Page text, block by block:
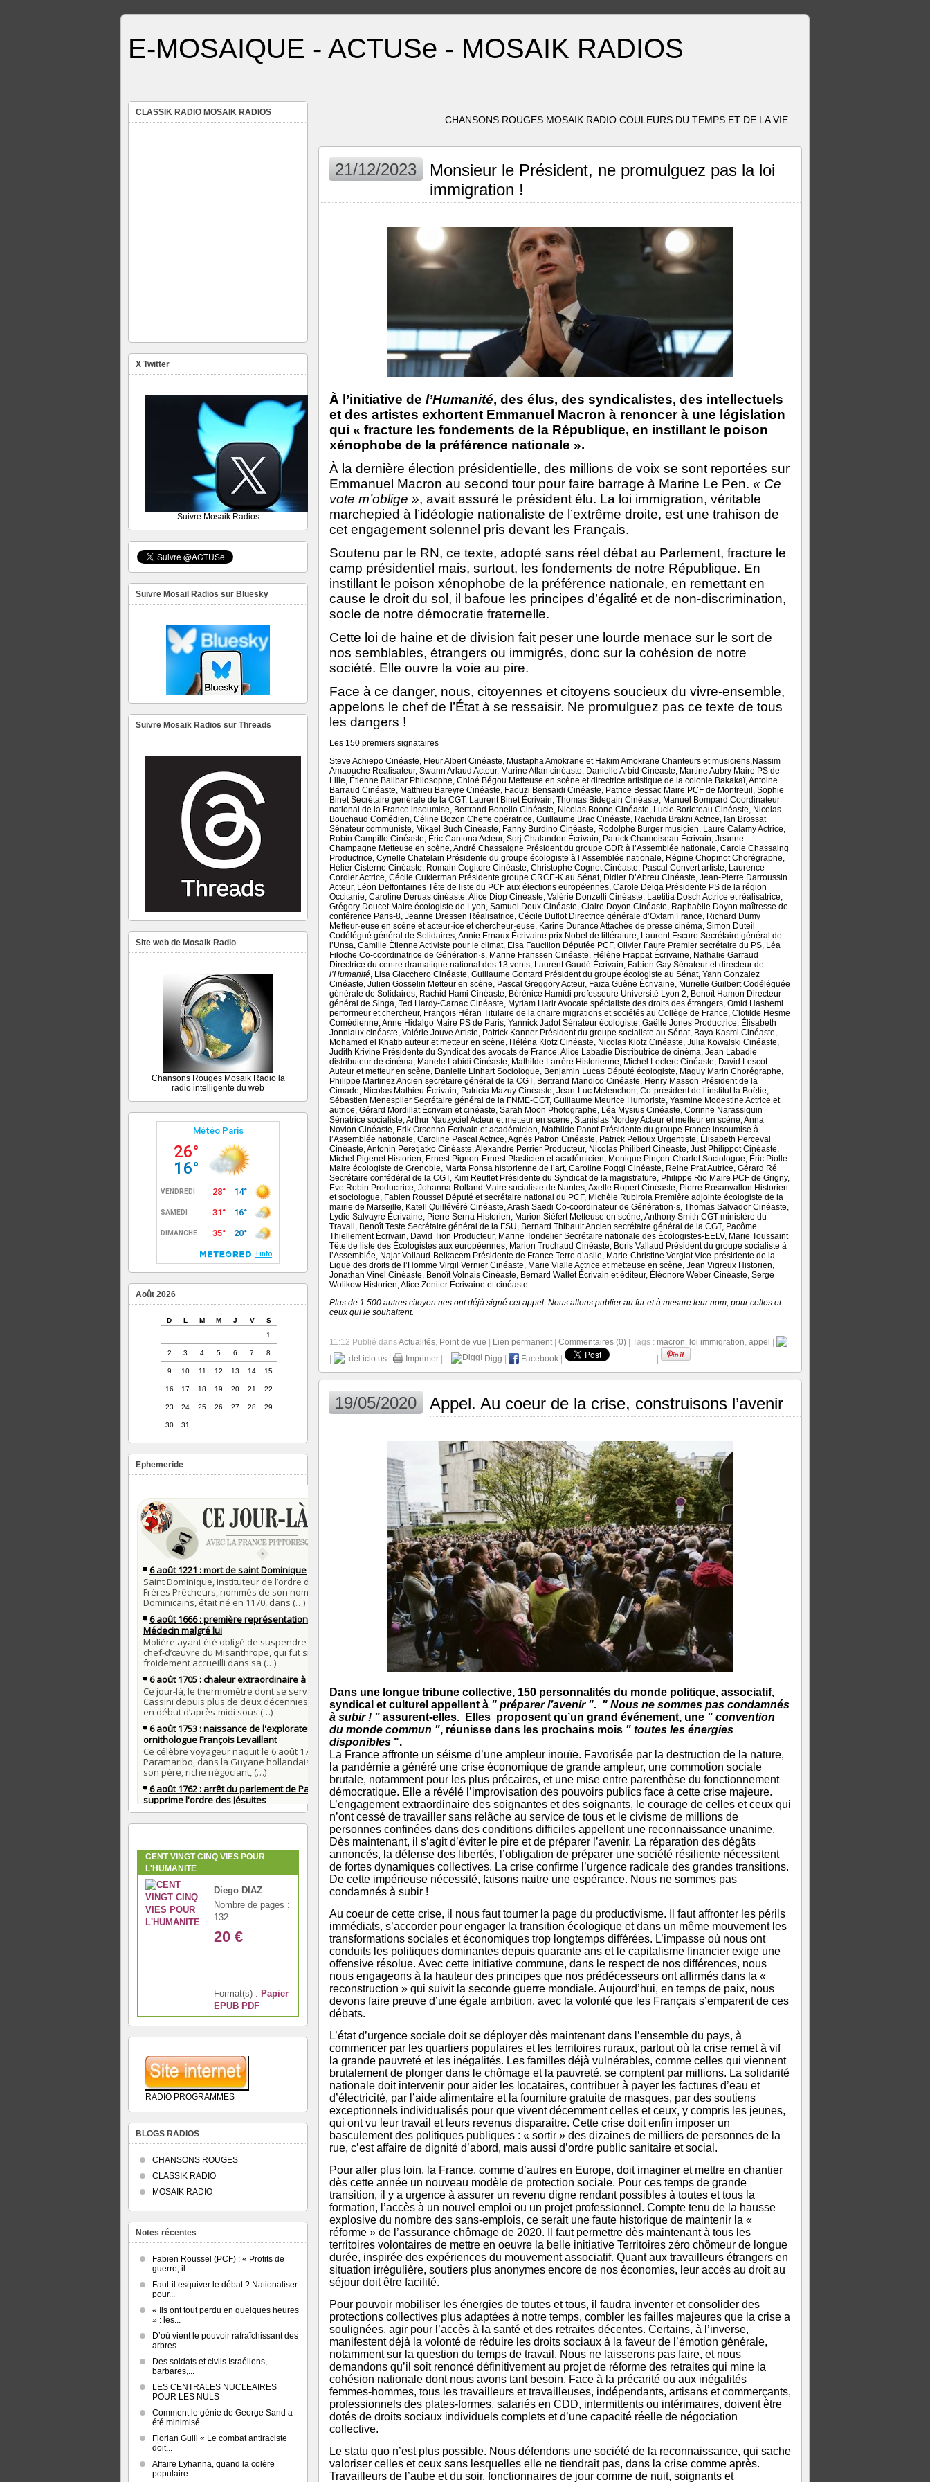
E-MOSAIQUE - ACTUSe - MOSAIK RADIOS
CHANSONS ROUGES MOSAIK RADIO COULEURS DU TEMPS ET DE LA VIE
CLASSIK RADIO MOSAIK RADIOS
X Twitter
Suivre Mosaik Radios
Suivre Mosail Radios sur Bluesky
Suivre Mosaik Radios sur Threads
Site web de Mosaik Radio
Chansons Rouges Mosaik Radio la
radio intelligente du web
Août 2026
D L M M J V
S
1
2 3 4 5 6 7 8
9 10 11 12 13 14 15
16 17 18 19 20 21 22
23 24 25 26 27 28 29
30 31
Ephemeride
CENT VINGT CINQ VIES POUR
L'HUMANITE
Diego DIAZ
Nombre de pages :
132
20 €
Format(s) : Papier
EPUB PDF
RADIO PROGRAMMES
BLOGS RADIOS
CHANSONS ROUGES
CLASSIK RADIO
MOSAIK RADIO
Notes récentes
Fabien Roussel (PCF) : « Profits de
guerre, il...
Faut-il esquiver le débat ? Nationaliser
pour...
« Ils ont tout perdu en quelques heures
» : les...
D’où vient le pouvoir rafraîchissant des
arbres...
Des soldats et civils Israéliens,
barbares,...
LES CENTRALES NUCLEAIRES
POUR LES NULS
Comment le génie de George Sand a
été minimisé...
Florian Gulli « Le combat antiraciste
doit...
Affaire Lyhanna, quand la colère
populaire...
21/12/2023
Monsieur le Président, ne promulguez pas la loi
immigration !
À l’initiative de l’Humanité, des élus, des syndicalistes, des intellectuels
et des artistes exhortent Emmanuel Macron à renoncer à une législation
qui « fracture les fondements de la République, en instillant le poison
xénophobe de la préférence nationale ».
À la dernière élection présidentielle, des millions de voix se sont reportées sur
Emmanuel Macron au second tour pour faire barrage à Marine Le Pen. « Ce
vote m’oblige », avait assuré le président élu. La loi immigration, véritable
marchepied à l’idéologie nationaliste de l’extrême droite, est une trahison de
cet engagement solennel pris devant les Français.
Soutenu par le RN, ce texte, adopté sans réel débat au Parlement, fracture le
camp présidentiel mais, surtout, les fondements de notre République. En
instillant le poison xénophobe de la préférence nationale, en remettant en
cause le droit du sol, il bafoue les principes d’égalité et de non-discrimination,
socle de notre démocratie fraternelle.
Cette loi de haine et de division fait peser une lourde menace sur le sort de
nos semblables, étrangers ou immigrés, donc sur la cohésion de notre
société. Elle ouvre la voie au pire.
Face à ce danger, nous, citoyennes et citoyens soucieux du vivre-ensemble,
appelons le chef de l’État à se ressaisir. Ne promulguez pas ce texte de tous
les dangers !
Les 150 premiers signataires
Steve Achiepo Cinéaste, Fleur Albert Cinéaste, Mustapha Amokrane et Hakim Amokrane Chanteurs et musiciens,Nassim
Amaouche Réalisateur, Swann Arlaud Acteur, Marine Atlan cinéaste, Danielle Arbid Cinéaste, Martine Aubry Maire PS de
Lille, Étienne Balibar Philosophe, Chloé Bégou Metteuse en scène et directrice artistique de la colonie Bakakaï, Antoine
Barraud Cinéaste, Matthieu Bareyre Cinéaste, Faouzi Bensaïdi Cinéaste, Patrice Bessac Maire PCF de Montreuil, Sophie
Binet Secrétaire générale de la CGT, Laurent Binet Écrivain, Thomas Bidegain Cinéaste, Manuel Bompard Coordinateur
national de la France insoumise, Bertrand Bonello Cinéaste, Nicolas Boone Cinéaste, Lucie Borleteau Cinéaste, Nicolas
Bouchaud Comédien, Céline Bozon Cheffe opératrice, Guillaume Brac Cinéaste, Rachida Brakni Actrice, Ian Brossat
Sénateur communiste, Mikael Buch Cinéaste, Fanny Burdino Cinéaste, Rodolphe Burger musicien, Laure Calamy Actrice,
Robin Campillo Cinéaste, Éric Cantona Acteur, Sorj Chalandon Écrivain, Patrick Chamoiseau Écrivain, Jeanne
Champagne Metteuse en scène, André Chassaigne Président du groupe GDR à l’Assemblée nationale, Carole Chassaing
Productrice, Cyrielle Chatelain Présidente du groupe écologiste à l’Assemblée nationale, Régine Chopinot Chorégraphe,
Hélier Cisterne Cinéaste, Romain Cogitore Cinéaste, Christophe Cognet Cinéaste, Pascal Convert artiste, Laurence
Cordier Actrice, Cécile Cukierman Présidente groupe CRCE-K au Sénat, Didier D’Abreu Cinéaste, Jean-Pierre Darroussin
Acteur, Léon Deffontaines Tête de liste du PCF aux élections européennes, Carole Delga Présidente PS de la région
Occitanie, Caroline Deruas cinéaste, Alice Diop Cinéaste, Valérie Donzelli Cinéaste, Laetitia Dosch Actrice et réalisatrice,
Grégory Doucet Maire écologiste de Lyon, Samuel Doux Cinéaste, Claire Doyon Cinéaste, Raphaëlle Doyon maîtresse de
conférence Paris-8, Jeanne Dressen Réalisatrice, Cécile Duflot Directrice générale d’Oxfam France, Richard Dumy
Metteur·euse en scène et acteur·ice et chercheur·euse, Karine Durance Attachée de presse cinéma, Simon Duteil
Codélégué général de Solidaires, Annie Ernaux Écrivaine prix Nobel de littérature, Laurent Escure Secrétaire général de
l’Unsa, Camille Étienne Activiste pour le climat, Elsa Faucillon Députée PCF, Olivier Faure Premier secrétaire du PS, Léa
Filoche Co-coordinatrice de Génération·s, Marine Franssen Cinéaste, Hélène Frappat Écrivaine, Nathalie Garraud
Directrice du centre dramatique national des 13 vents, Laurent Gaudé Écrivain, Fabien Gay Sénateur et directeur de
l’Humanité , Lisa Giacchero Cinéaste, Guillaume Gontard Président du groupe écologiste au Sénat, Yann Gonzalez
Cinéaste, Julien Gosselin Metteur en scène, Pascal Greggory Acteur, Faïza Guène Écrivaine, Murielle Guilbert Codéléguée
générale de Solidaires, Rachid Hami Cinéaste, Bérénice Hamidi professeure Université Lyon 2, Benoît Hamon Directeur
général de Singa, Ted Hardy-Carnac Cinéaste, Myriam Harir Avocate spécialiste des droits des étrangers, Omid Hashemi
performeur et chercheur, François Héran Titulaire de la chaire migrations et sociétés au Collège de France, Clotilde Hesme
Comédienne, Anne Hidalgo Maire PS de Paris, Yannick Jadot Sénateur écologiste, Gaëlle Jones Productrice, Élisabeth
Jonniaux cinéaste, Valérie Jouve Artiste, Patrick Kanner Président du groupe socialiste au Sénat, Baya Kasmi Cinéaste,
Mohamed el Khatib auteur et metteur en scène, Héléna Klotz Cinéaste, Nicolas Klotz Cinéaste, Julia Kowalski Cinéaste,
Judith Krivine Présidente du Syndicat des avocats de France, Alice Labadie Distributrice de cinéma, Jean Labadie
distributeur de cinéma, Manele Labidi Cinéaste, Mathilde Larrère Historienne, Michel Leclerc Cinéaste, David Lescot
Auteur et metteur en scène, Danielle Linhart Sociologue, Benjamin Lucas Député écologiste, Maguy Marin Chorégraphe,
Philippe Martinez Ancien secrétaire général de la CGT, Bertrand Mandico Cinéaste, Henry Masson Président de la
Cimade, Nicolas Mathieu Écrivain, Patricia Mazuy Cinéaste, Jean-Luc Mélenchon, Co-président de l’institut la Boëtie,
Sébastien Menesplier Secrétaire général de la FNME-CGT, Guillaume Meurice Humoriste, Yasmine Modestine Actrice et
autrice, Gérard Mordillat Écrivain et cinéaste, Sarah Moon Photographe, Léa Mysius Cinéaste, Corinne Narassiguin
Sénatrice socialiste, Arthur Nauzyciel Acteur et metteur en scène, Stanislas Nordey Acteur et metteur en scène, Anna
Novion Cinéaste, Erik Orsenna Écrivain et académicien, Mathilde Panot Présidente du groupe France insoumise à
l’Assemblée nationale, Caroline Pascal Actrice, Agnès Patron Cinéaste, Patrick Pelloux Urgentiste, Élisabeth Perceval
Cinéaste, Antonin Peretjatko Cinéaste, Alexandre Perrier Producteur, Nicolas Philibert Cinéaste, Just Philippot Cinéaste,
Michel Pigenet Historien, Ernest Pignon-Ernest Plasticien et académicien, Monique Pinçon-Charlot Sociologue, Éric Piolle
Maire écologiste de Grenoble, Marta Ponsa historienne de l’art, Caroline Poggi Cinéaste, Reine Prat Autrice, Gérard Ré
Secrétaire confédéral de la CGT, Kim Reuflet Présidente du Syndicat de la magistrature, Philippe Rio Maire PCF de Grigny,
Eve Robin Productrice, Johanna Rolland Maire socialiste de Nantes, Axelle Ropert Cinéaste, Pierre Rosanvallon Historien
et sociologue, Fabien Roussel Député et secrétaire national du PCF, Michèle Rubirola Première adjointe écologiste de la
mairie de Marseille, Katell Quillévéré Cinéaste, Arash Saedi Co-coordinateur de Génération·s, Thomas Salvador Cinéaste,
Lydie Salvayre Écrivaine, Pierre Serna Historien, Marion Siéfert Metteuse en scène, Anthony Smith CGT ministère du
Travail, Benoît Teste Secrétaire général de la FSU, Bernard Thibault Ancien secrétaire général de la CGT, Pacôme
Thiellement Écrivain, David Tion Producteur, Marine Tondelier Secrétaire nationale des Écologistes-EELV, Marie Toussaint
Tête de liste des Écologistes aux européennes, Marion Truchaud Cinéaste, Boris Vallaud Président du groupe socialiste à
l’Assemblée, Najat Vallaud-Belkacem Présidente de France Terre d’asile, Marie-Christine Vergiat Vice-présidente de la
Ligue des droits de l’Homme Virgil Vernier Cinéaste, Marie Vialle Actrice et metteuse en scène, Jean Vigreux Historien,
Jonathan Vinel Cinéaste, Benoît Volnais Cinéaste, Bernard Wallet Écrivain et éditeur, Éléonore Weber Cinéaste, Serge
Wolikow Historien, Alice Zeniter Écrivaine et cinéaste.
Plus de 1 500 autres citoyen.nes ont déjà signé cet appel. Nous allons publier au fur et à mesure leur nom, pour celles et
ceux qui le souhaitent.
11:12 Publié dansActualités Point de vue | Lien permanent | Commentaires (0) | Tags : macron loi immigration appel |
|
del.icio.us | Imprimer | | Digg | Facebook | |
19/05/2020 Appel. Au coeur de la crise, construisons l’avenir
Dans une longue tribune collective, 150 personnalités du monde politique, associatif,
syndical et culturel appellent à " préparer l’avenir ". " Nous ne sommes pas condamnés
à subir ! " assurent-elles. Elles proposent qu’un grand événement, une " convention
du monde commun ", réunisse dans les prochains mois " toutes les énergies
disponibles ".
La France affronte un séisme d’une ampleur inouïe. Favorisée par la destruction de la nature,
la pandémie a généré une crise économique de grande ampleur, une commotion sociale
brutale, notamment pour les plus précaires, et une mise entre parenthèse du fonctionnement
démocratique. Elle a révélé l’improvisation des pouvoirs publics face à cette crise majeure.
L’engagement extraordinaire des soignantes et des soignants, le courage de celles et ceux qui
n’ont cessé de travailler sans relâche au service de tous et le civisme de millions de
personnes confinées dans des conditions difficiles appellent une reconnaissance unanime.
Dès maintenant, il s’agit d’éviter le pire et de préparer l’avenir. La réparation des dégâts
annoncés, la défense des libertés, l’obligation de préparer une société résiliente nécessitent
de fortes dynamiques collectives. La crise confirme l’urgence radicale des grandes transitions.
De cette impérieuse nécessité, faisons naitre une espérance. Nous ne sommes pas
condamnés à subir !
Au coeur de cette crise, il nous faut tourner la page du productivisme. Il faut affronter les périls
immédiats, s’accorder pour engager la transition écologique et dans un même mouvement les
transformations sociales et économiques trop longtemps différées. L’impasse où nous ont
conduits les politiques dominantes depuis quarante ans et le capitalisme financier exige une
offensive résolue. Avec cette initiative commune, dans le respect de nos différences, nous
nous engageons à la hauteur des principes que nos prédécesseurs ont affirmés dans la «
reconstruction » qui suivit la seconde guerre mondiale. Aujourd’hui, en temps de paix, nous
devons faire preuve d’une égale ambition, avec la volonté que les Français s’emparent de ces
débats.
L’état d’urgence sociale doit se déployer dès maintenant dans l’ensemble du pays, à
commencer par les quartiers populaires et les territoires ruraux, partout où la crise remet à vif
la grande pauvreté et les inégalités. Les familles déjà vulnérables, comme celles qui viennent
brutalement de plonger dans le chômage et la pauvreté, se comptent par millions. La solidarité
nationale doit intervenir pour aider les locataires, contribuer à payer les factures d’eau et
d’électricité, par l’aide alimentaire et la fourniture gratuite de masques, par des soutiens
exceptionnels individualisés pour que vivent décemment celles et ceux, y compris les jeunes,
qui ont vu leur travail et leurs revenus disparaitre. Cette crise doit enfin imposer un
basculement des politiques publiques : « sortir » des dizaines de milliers de personnes de la
rue, c’est affaire de dignité d’abord, mais aussi d’ordre public sanitaire et social.
Pour aller plus loin, la France, comme d’autres en Europe, doit imaginer et mettre en chantier
dès cette année un nouveau modèle de protection sociale. Pour ces temps de grande
transition, il y a urgence à assurer un revenu digne rendant possibles à toutes et tous la
formation, l’accès à un nouvel emploi ou un projet professionnel. Compte tenu de la hausse
explosive du nombre des sans-emplois, ce serait une faute historique de maintenir la «
réforme » de l’assurance chômage de 2020. Il faut permettre dès maintenant à tous les
territoires volontaires de mettre en oeuvre la belle initiative Territoires zéro chômeur de longue
durée, inspirée des expériences du mouvement associatif. Quant aux travailleurs étrangers en
situation irrégulière, soutiers plus anonymes encore de nos économies, leur accès au droit au
séjour doit être facilité.
Pour pouvoir mobiliser les énergies de toutes et tous, il faudra inventer et consolider des
protections collectives plus adaptées à notre temps, combler les failles majeures que la crise a
soulignées, agir pour l’accès à la santé et des retraites décentes. Certains, à l’inverse,
manifestent déjà la volonté de réduire les droits sociaux à la faveur de l’émotion générale,
notamment sur la question du temps de travail. Nous ne laisserons pas faire, et nous
demandons qu’il soit renoncé définitivement au projet de réforme des retraites qui mine la
cohésion nationale dont nous avons tant besoin. Face à la précarité ou aux inégalités
femmes-hommes, tous les travailleurs et travailleuses, indépendants, artisans et commerçants,
professionnels des plates-formes, salariés en CDD, intermittents ou intérimaires, doivent être
dotés de droits sociaux individuels complets et d’une capacité réelle de négociation
collective.
Le statu quo n’est plus possible. Nous défendons une société de la reconnaissance, qui sache
valoriser celles et ceux sans lesquelles elle ne tiendrait pas, dans la crise comme après.
Travailleurs de l’aube et du soir, fonctionnaires de jour comme de nuit, soignants et